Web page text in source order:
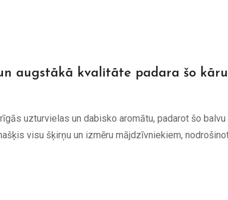
augstākā kvalitāte padara šo
uzturvielas un dabisko aromātu, padarot šo
visu šķirņu un izmēru mājdzīvniekiem,